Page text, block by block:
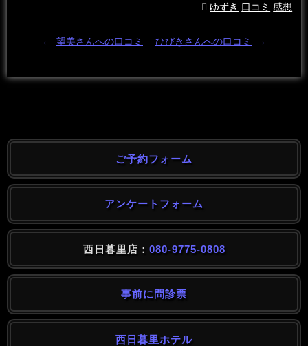
ゆずき 口コミ 感想
← 望美さんへの口コミ ひびきさんへの口コミ →
ご予約フォーム
アンケートフォーム
西日暮里店： 080-9775-0808
事前に問診票
西日暮里ホテル